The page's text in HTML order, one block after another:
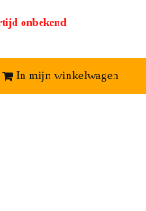
onbekend
In mijn winkelwagen